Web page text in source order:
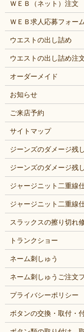
ＷＥＢ（ネット）注文
ＷＥＢ求人応募フォー
ウエストの出し詰め
ウエストの出し詰め注
オーダーメイド
お知らせ
ご来店予約
サイトマップ
ジーンズのダメージ残
ジーンズのダメージ残
ジャージニット二重線
ジャージニット二重線
スラックスの擦り切れ
トランクショー
ネーム刺しゅう
ネーム刺しゅうご注文
プライバシーポリシー
ボタンの交換・取付・